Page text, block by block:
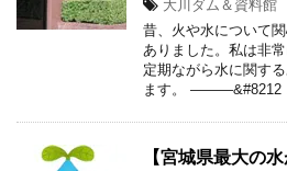
大川ダム＆資料館
昔、火や水について
ありました。私は非
定期ながら水に関す
ます。 ———&#8212
【宮城県最大の